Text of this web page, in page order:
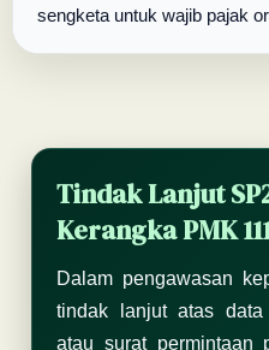
sengketa untuk wajib pajak
Tindak Lanjut
Kerangka PMK
Dalam pengawasan
tindak lanjut atas
atau surat permintaan